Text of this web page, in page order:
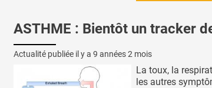
ASTHME : Bientôt un tracker
Actualité publiée il y a 9 années 2 mois
La toux, la
les autres